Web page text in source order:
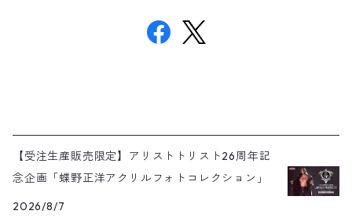
【受注生産販売限定】アリストトリスト26周年記
念企画「蝶野正洋アクリルフォトコレクション」
2026/8/7